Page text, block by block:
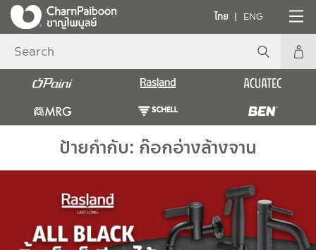
ไทย ENG
ป้ายกำกับ: ก๊อกอ่างล้างจาน